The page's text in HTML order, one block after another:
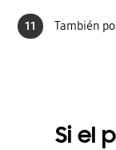
11 También
Si el